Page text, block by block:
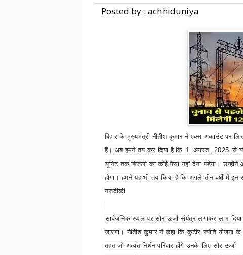
Posted by : achhiduniya
बिहार के मुख्यमंत्री नीतीश कुमार ने एक्स अकाउंट पर
हैं। अब हमने तय कर दिया है कि 1 अगस्त , 2025 से
यूनिट तक बिजली का कोई पैसा नहीं देना पड़ेगा।उन्होंने
होगा। हमने यह भी तय किया है कि अगले तीन वर्षों में
नजदीकी
सार्वजनिक स्थल पर सौर ऊर्जा संयंत्र लगाकर लाभ दिया
जाएगा। नीतीश कुमार ने कहा कि,कुटीर ज्योति योजना के
तहत जो अत्यंत निर्धन परिवार होंगे उनके लिए सौर ऊर्जा